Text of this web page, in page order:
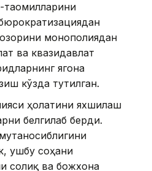
таомилларини
монополиядан
ва квазидавлат
ягона
кўзда тутилган.
ҳолатини яхшилаш
белгилаб берди.
ушбу соҳани
солиқ ва божхона